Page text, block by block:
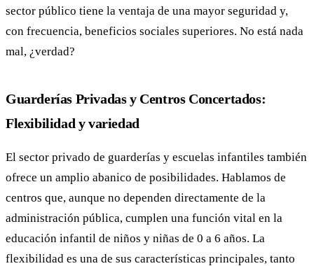
sector público tiene la ventaja de una mayor seguridad y,
con frecuencia, beneficios sociales superiores. No está nada
mal, ¿verdad?
Guarderías Privadas y Centros Concertados:
Flexibilidad y variedad
El sector privado de guarderías y escuelas infantiles también
ofrece un amplio abanico de posibilidades. Hablamos de
centros que, aunque no dependen directamente de la
administración pública, cumplen una función vital en la
educación infantil de niños y niñas de 0 a 6 años. La
flexibilidad es una de sus características principales, tanto